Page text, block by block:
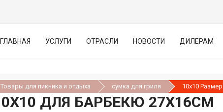
ГЛАВНАЯ УСЛУГИ ОТРАСЛИ НОВОСТИ ДИЛЕРАМ
Товары для пикника и отдыха сумка для гриля 10х10
ДЛЯ БАРБЕКЮ 27Х16СМ